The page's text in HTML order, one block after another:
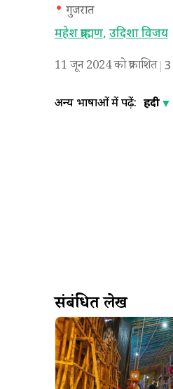
गुजरात
महेश ब्राह्मण,उदिशा विजय
11 जून 2024 को प्रकाशित 3
अन्य भाषाओं में पढ़ें: हिंदी
संबंधित लेख